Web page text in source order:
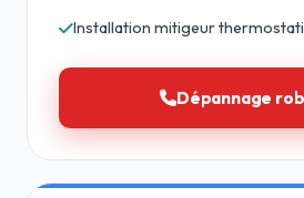
Installation mitigeur
Dépannage